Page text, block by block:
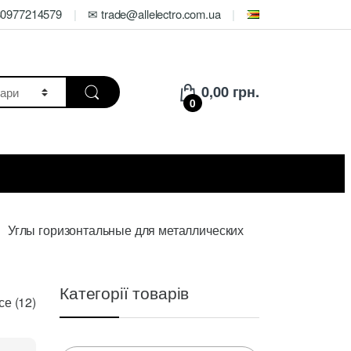
✉ trade@allelectro.com.ua
0
0,00 грн.
Углы горизонтальные для металлических
(12) Цены:Категорії товарів